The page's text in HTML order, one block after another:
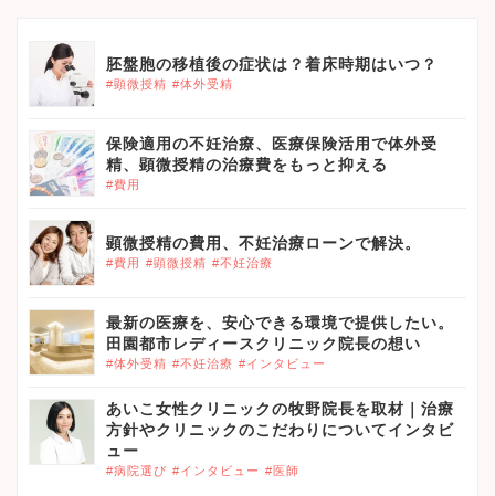
胚盤胞の移植後の症状は？着床時期はいつ？
#顕微授精 #体外受精
保険適用の不妊治療、医療保険活用で体外受
精、顕微授精の治療費をもっと抑える
#費用
顕微授精の費用、不妊治療ローンで解決。
#費用 #顕微授精 #不妊治療
最新の医療を、安心できる環境で提供したい。
田園都市レディースクリニック院長の想い
#体外受精 #不妊治療 #インタビュー
あいこ女性クリニックの牧野院長を取材｜治療
方針やクリニックのこだわりについてインタビ
ュー
#病院選び #インタビュー #医師